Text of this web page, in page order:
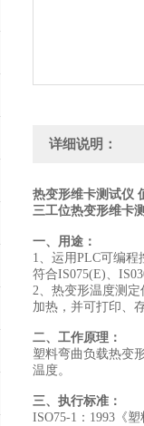
详细说明：
热变形维卡测试仪
三工位热变形维卡
一、用途：
1、运用PLC可编
符合IS075(E)、
2、热变形温度测
加热，并可打印、
二、工作原理：
塑料弯曲负载热变
温度。
三、执行标准：
ISO75-1：1993《